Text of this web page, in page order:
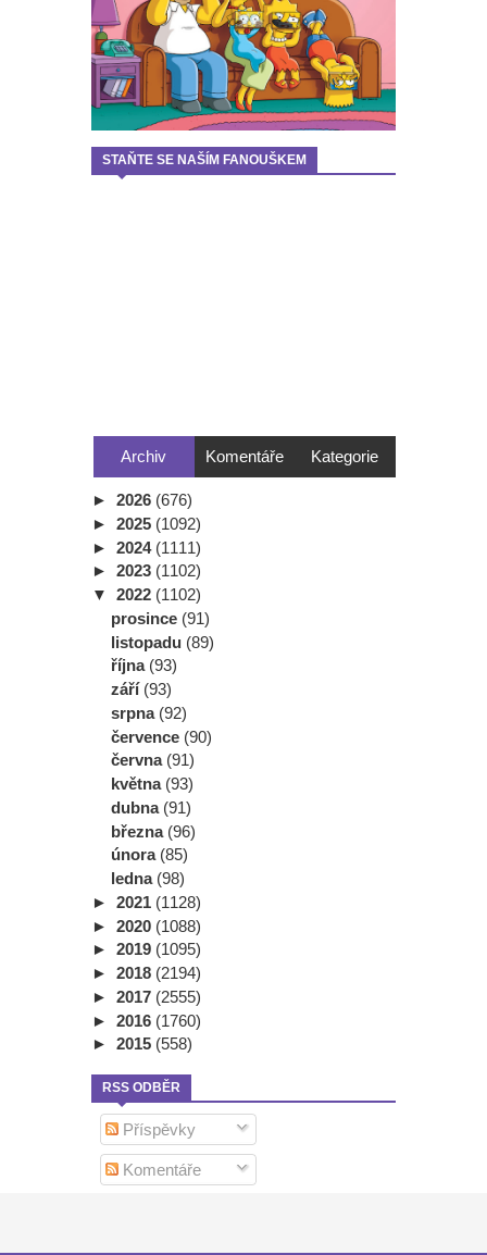
STAŇTE SE NAŠÍM FANOUŠKEM
Archiv Komentáře Kategorie
► 2026 (676)
► 2025 (1092)
► 2024 (1111)
► 2023 (1102)
▼ 2022 (1102)
prosince (91)
listopadu (89)
října (93)
září (93)
srpna (92)
července (90)
června (91)
května (93)
dubna (91)
března (96)
února (85)
ledna (98)
► 2021 (1128)
► 2020 (1088)
► 2019 (1095)
► 2018 (2194)
► 2017 (2555)
► 2016 (1760)
► 2015 (558)
RSS ODBĚR
Příspěvky
Komentáře